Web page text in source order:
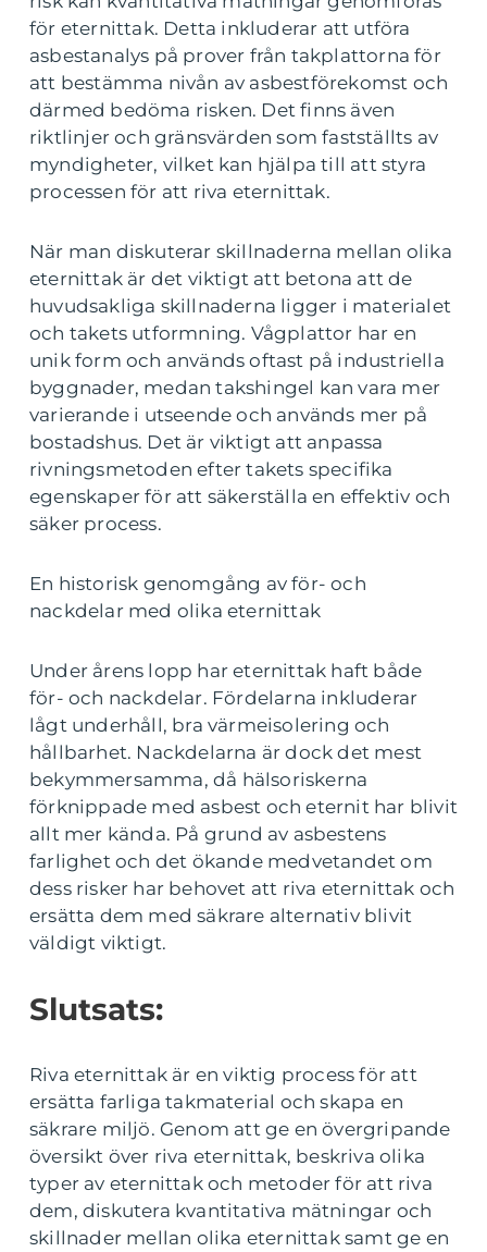
för eternittak. Detta inkluderar att utföra
asbestanalys på prover från takplattorna för
att bestämma nivån av asbestförekomst och
därmed bedöma risken. Det finns även
riktlinjer och gränsvärden som fastställts av
myndigheter, vilket kan hjälpa till att styra
processen för att riva eternittak.
När man diskuterar skillnaderna mellan olika
eternittak är det viktigt att betona att de
huvudsakliga skillnaderna ligger i materialet
och takets utformning. Vågplattor har en
unik form och används oftast på industriella
byggnader, medan takshingel kan vara mer
varierande i utseende och används mer på
bostadshus. Det är viktigt att anpassa
rivningsmetoden efter takets specifika
egenskaper för att säkerställa en effektiv och
säker process.
En historisk genomgång av för- och
nackdelar med olika eternittak
Under årens lopp har eternittak haft både
för- och nackdelar. Fördelarna inkluderar
lågt underhåll, bra värmeisolering och
hållbarhet. Nackdelarna är dock det mest
bekymmersamma, då hälsoriskerna
förknippade med asbest och eternit har blivit
allt mer kända. På grund av asbestens
farlighet och det ökande medvetandet om
dess risker har behovet att riva eternittak och
ersätta dem med säkrare alternativ blivit
väldigt viktigt.
Slutsats:
Riva eternittak är en viktig process för att
ersätta farliga takmaterial och skapa en
säkrare miljö. Genom att ge en övergripande
översikt över riva eternittak, beskriva olika
typer av eternittak och metoder för att riva
dem, diskutera kvantitativa mätningar och
skillnader mellan olika eternittak samt ge en